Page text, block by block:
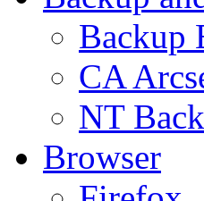
Backup
CA
NT
Browser